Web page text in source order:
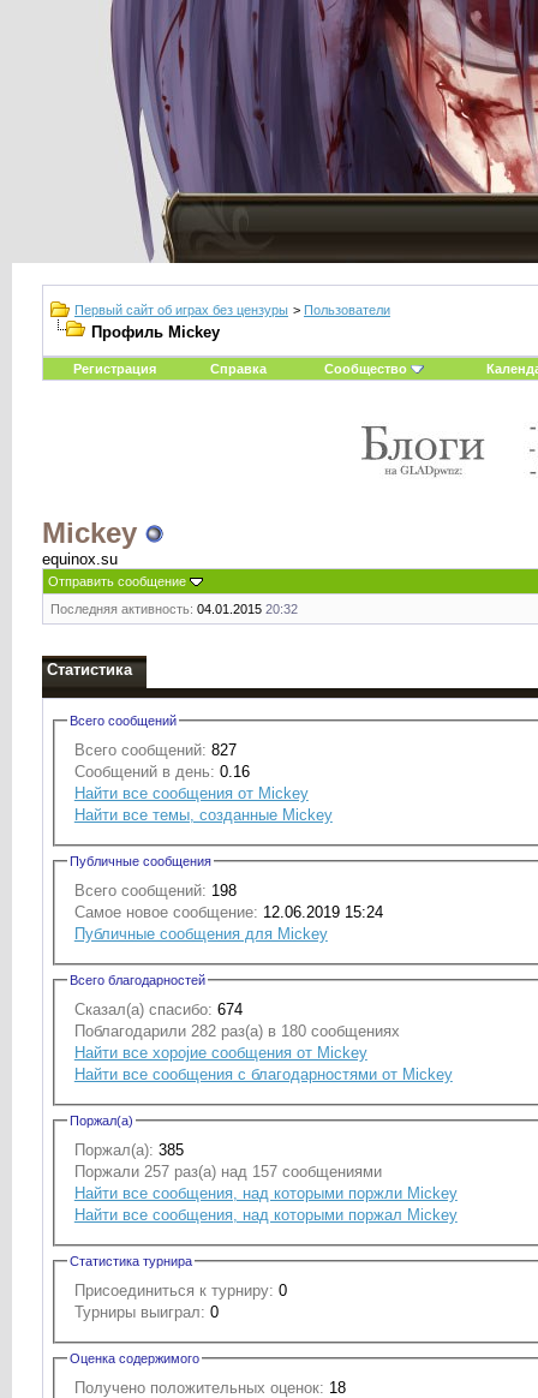
Первый сайт об играх без цензуры > Пользователи
Профиль Mickey
Регистрация Справка Сообщество
Mickey
equinox.su
Отправить сообщение
Последняя активность: 04.01.2015 20:32
Статистика
Всего сообщений
Всего сообщений: 827
Сообщений в день: 0.16
Найти все сообщения от Mickey
Найти все темы, созданные Mickey
Публичные сообщения
Всего сообщений: 198
Самое новое сообщение: 12.06.2019 15:24
Публичные сообщения для Mickey
Всего благодарностей
Сказал(а) спасибо: 674
Поблагодарили 282 раз(а) в 180 сообщениях
Найти все хоројие сообщения от Mickey
Найти все сообщения с благодарностями от Mickey
Поржал(а)
Поржал(а): 385
Поржали 257 раз(а) над 157 сообщениями
Найти все сообщения, над которыми поржли Mickey
Найти все сообщения, над которыми поржал Mickey
Статистика турнира
Присоединиться к турниру: 0
Турниры выиграл: 0
Оценка содержимого
Получено положительных оценок: 18